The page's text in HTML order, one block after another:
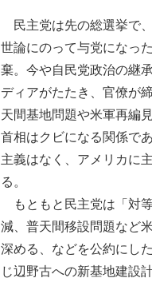
民主党は先の総選挙で
世論にのって与党になっ
棄。今や自民党政治の継
ディアがたたき、官僚が
天間基地問題や米軍再編
首相はクビになる関係で
主義はなく、アメリカに
る。
もともと民主党は「対
減、普天間移設問題など
深める、などを公約にし
じ辺野古への新基地建設